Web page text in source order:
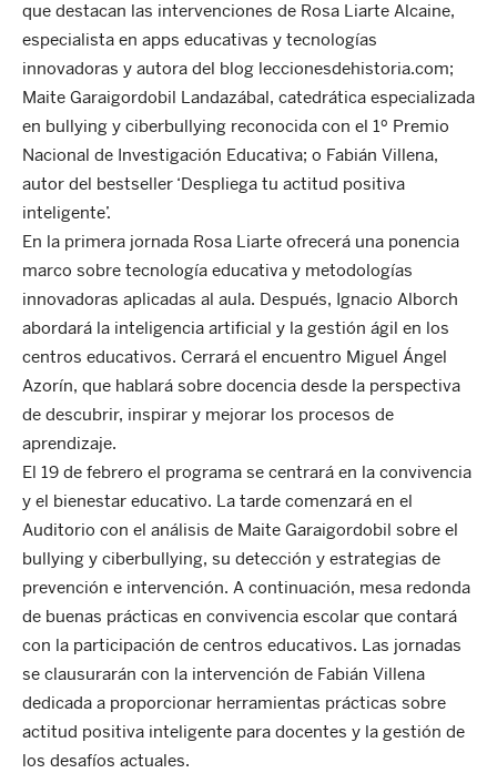
que destacan las intervenciones de Rosa Liarte Alcaine,
especialista en apps educativas y tecnologías
innovadoras y autora del blog leccionesdehistoria.com;
Maite Garaigordobil Landazábal, catedrática especializada
en bullying y ciberbullying reconocida con el 1º Premio
Nacional de Investigación Educativa; o Fabián Villena,
autor del bestseller ‘Despliega tu actitud positiva
inteligente’.
En la primera jornada Rosa Liarte ofrecerá una ponencia
marco sobre tecnología educativa y metodologías
innovadoras aplicadas al aula. Después, Ignacio Alborch
abordará la inteligencia artificial y la gestión ágil en los
centros educativos. Cerrará el encuentro Miguel Ángel
Azorín, que hablará sobre docencia desde la perspectiva
de descubrir, inspirar y mejorar los procesos de
aprendizaje.
El 19 de febrero el programa se centrará en la convivencia
y el bienestar educativo. La tarde comenzará en el
Auditorio con el análisis de Maite Garaigordobil sobre el
bullying y ciberbullying, su detección y estrategias de
prevención e intervención. A continuación, mesa redonda
de buenas prácticas en convivencia escolar que contará
con la participación de centros educativos. Las jornadas
se clausurarán con la intervención de Fabián Villena
dedicada a proporcionar herramientas prácticas sobre
actitud positiva inteligente para docentes y la gestión de
los desafíos actuales.